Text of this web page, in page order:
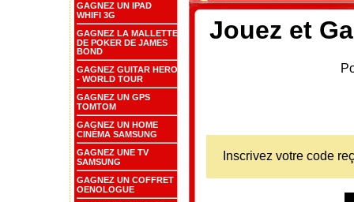
GAGNEZ UN IPAD
WHIFI 3G
GAGNEZ LA MALLETTE
DE POKER DE JAMES
BOND
GAGNEZ GUITAR HERO
- WORLD TOUR
GAGNEZ UN GPS
TOMTOM
GAGNEZ UN HOME
CINÉMA SAMSUNG
GAGNEZ UNE TV
SAMSUNG
GAGNEZ UN COFFRET
OENOLOGUE
Jouez et
Inscrivez votre code